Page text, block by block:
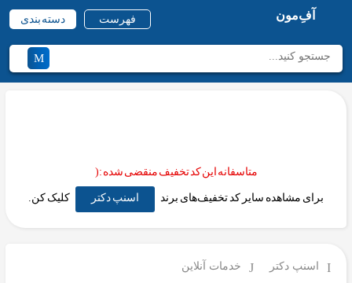
آفِ‌مون فهرست دسته بندی
متاسفانه این کد تخفیف منقضی شده :(
برای مشاهده سایر کد تخفیف‌های برند اسنپ دکتر کلیک کن.
اسنپ دکتر
خدمات آنلاین